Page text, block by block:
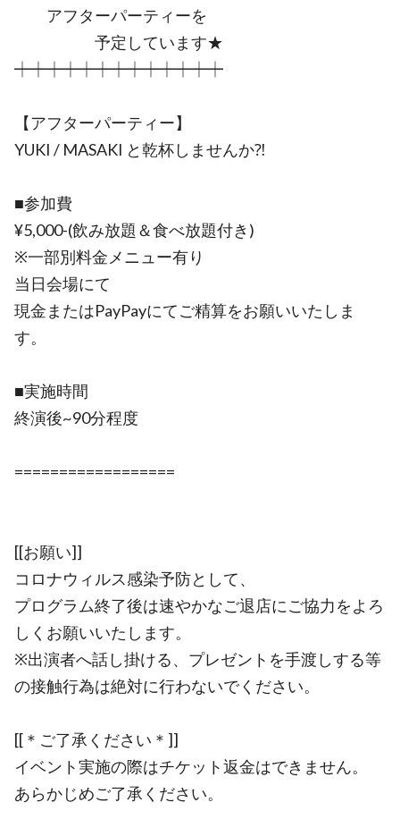
アフターパーティーを
予定しています★
┿┿┿┿┿┿┿┿┿┿┿┿┿
【アフターパーティー】
YUKI / MASAKI と乾杯しませんか⁈
■参加費
¥5,000-(飲み放題＆食べ放題付き)
※一部別料金メニュー有り
当日会場にて
現金またはPayPayにてご精算をお願いいたしま
す。
■実施時間
終演後~90分程度
==================
[[お願い]]
コロナウィルス感染予防として、
プログラム終了後は速やかなご退店にご協力をよろ
しくお願いいたします。
※出演者へ話し掛ける、プレゼントを手渡しする等
の接触行為は絶対に行わないでください。
[[＊ご了承ください＊]]
イベント実施の際はチケット返金はできません。
あらかじめご了承ください。